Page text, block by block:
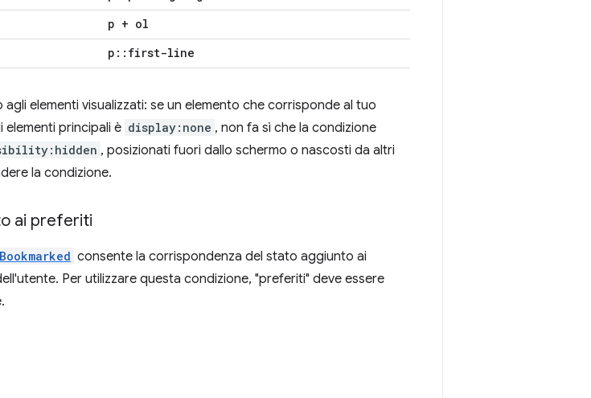
p + ol
p :: first-line
elementi visualizzati: se un elemento che corrisponde al tuo
elementi principali è display:none , non fa sì che la condizione
, posizionati fuori dallo schermo o nascosti da altri
la condizione.
ai preferiti
consente la corrispondenza del stato aggiunto ai
Per utilizzare questa condizione, "preferiti" deve essere